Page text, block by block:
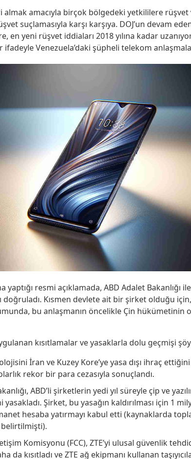
almak amacıyla birçok bölgedeki yetkililere rüşvet
suçlamasıyla karşı karşıya. DOJ’un devam
en yeni rüşvet iddiaları 2018 yılına kadar
Venezuela’daki şüpheli telekom
yaptığı resmi açıklamada, ABD Adalet Bakanlığı
doğruladı. Kısmen devlete ait bir şirket olduğu
bu anlaşmanın öncelikle Çin hükümetinin
kısıtlamalar ve yasaklarla dolu geçmişi
İran ve Kuzey Kore’ye yasa dışı ihraç
rekor bir para cezasıyla sonuçlandı.
ABD’li şirketlerin yedi yıl süreyle çip ve
yasakladı. Şirket, bu yasağın kaldırılması için 1
hesaba yatırmayı kabul etti (kaynaklarda
Komisyonu (FCC), ZTE’yi ulusal güvenlik
da kısıtladı ve ZTE ağ ekipmanı kullanan